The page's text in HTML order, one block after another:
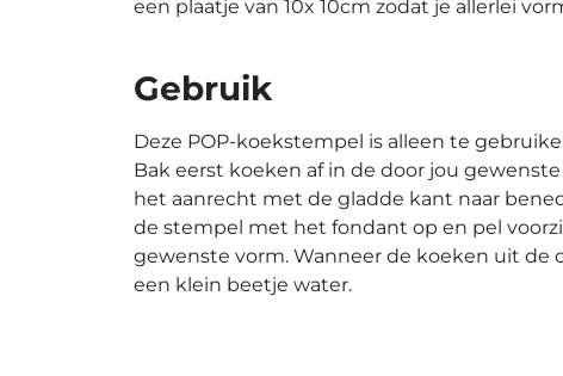
een plaatje van 10x 10cm zodat je allerlei
Gebruik
Deze POP-koekstempel is alleen te
Bak eerst koeken af in de door jou
het aanrecht met de gladde kant naar
de stempel met het fondant op en pel
gewenste vorm. Wanneer de koeken uit de
een klein beetje water.